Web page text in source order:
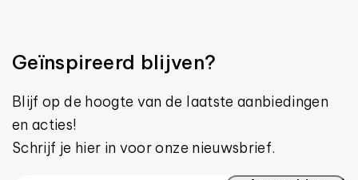
Geïnspireerd blijven?
Blijf op de hoogte van de laatste aanbiedingen
en acties!
Schrijf je hier in voor onze nieuwsbrief.